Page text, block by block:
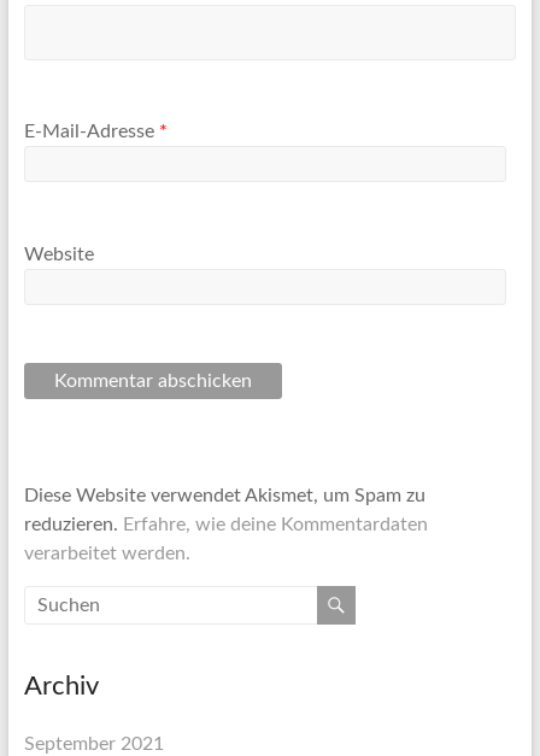
E-Mail-Adresse *
Website
Diese Website verwendet Akismet, um Spam zu
reduzieren. Erfahre, wie deine Kommentardaten
verarbeitet werden.
Archiv
September 2021